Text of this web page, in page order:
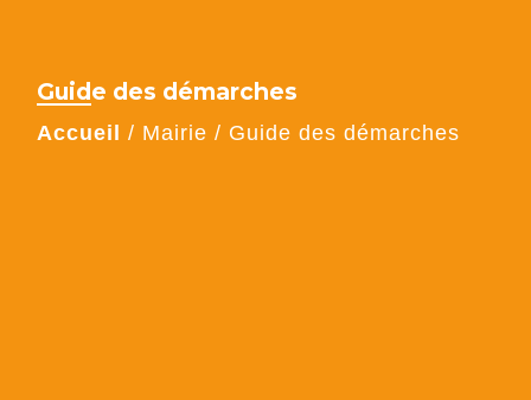
Guide des démarches
Accueil / Mairie / Guide des démarches